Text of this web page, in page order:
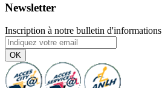
Newsletter
Inscription à notre bulletin d'informations
OK